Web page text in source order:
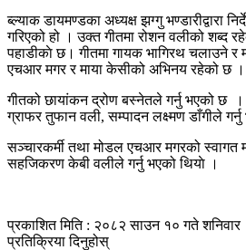
ब्ल्याक डायमण्डका अध्यक्ष झग्गु भण्डारीद्वारा
गरिएको हो । उक्त गीतमा रोशन वलीको शब्द
पहाडीकाे छ। गीतमा गायक भागिरथ चलाउने र
एचआर मगर र माया केसीको अभिनय रहेको छ ।
गीतको छायांकन द्रोण बस्नेतले गर्नु भएको छ ।
ग्राफर तुफान वली, सम्पादन लक्ष्मण डाँगीले
सञ्चारकर्मी तथा मोडल एचआर मगरको स्वागत
सहजिकरण केबी वलीले गर्नु भएको थियाे ।
प्रकाशित मिति : २०८२ साउन १० गते शनिवार
प्रतिक्रिया दिनुहोस्